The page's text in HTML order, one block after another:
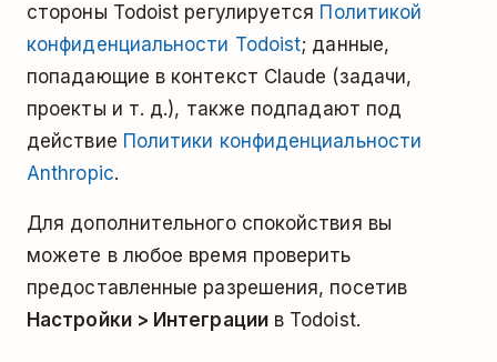
стороны Todoist регулируется Политикой
конфиденциальности Todoist; данные,
попадающие в контекст Claude (задачи,
проекты и т. д.), также подпадают под
действие Политики конфиденциальности
Anthropic.
Для дополнительного спокойствия вы
можете в любое время проверить
предоставленные разрешения, посетив
Настройки > Интеграциив Todoist.